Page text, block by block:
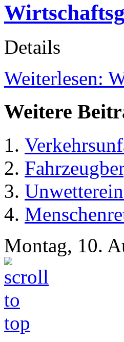
Details
Weiterlesen:
Weitere
Montag, 10.